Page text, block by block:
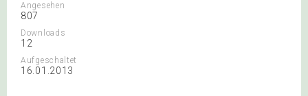
Angesehen
807
Downloads
12
Aufgeschaltet
16.01.2013